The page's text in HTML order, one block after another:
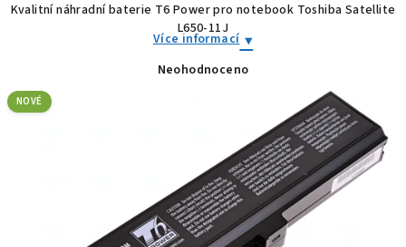
Kvalitní náhradní baterie T6 Power pro notebook Toshiba Satellite
L650-11J
Více informací
Průměrné
hvězdiček.
Neohodnoceno
NOVÉ